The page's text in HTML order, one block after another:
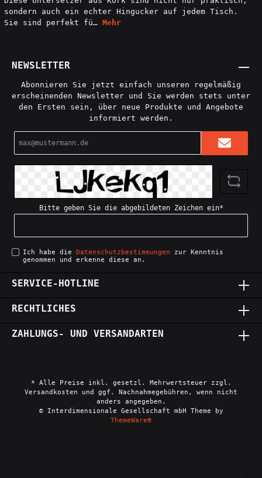
sondern auch ein echter Hingucker auf jedem Tisch.
Sie sind perfekt fü… Mehr
NEWSLETTER
Abonnieren Sie jetzt einfach unseren regelmäßig
erscheinenden Newsletter und Sie werden stets unter
den Ersten sein, über neue Produkte und Angebote
informiert werden.
Adresse*
Bitte geben Sie die abgebildeten Zeichen ein*
Ich habe die Datenschutzbestimmungen zur Kenntnis
genommen und erkenne diese an.
SERVICE-HOTLINE
RECHTLICHES
ZAHLUNGS- UND VERSANDARTEN
* Alle Preise inkl. gesetzl. Mehrwertsteuer zzgl.
Versandkosten und ggf. Nachnahmegebühren, wenn nicht
anders angegeben.
© Interdimensionale Gesellschaft mbH Theme by
ThemeWare®